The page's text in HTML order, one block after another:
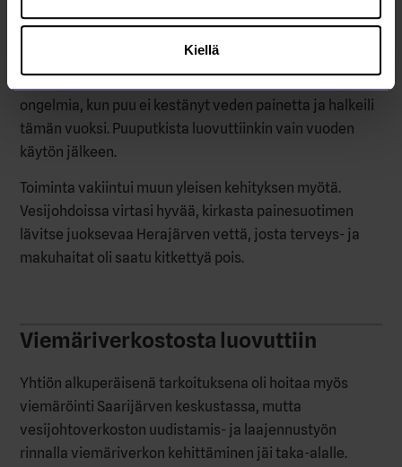
Kiellä
alkoi toimia, jolloin vesiverkosto kattoi kirkonkylän
ydinkeskustan. Puuputkista aiheutui kuitenkin jatkuvia
ongelmia, kun puu ei kestänyt veden painetta ja halkeili
tämän vuoksi. Puuputkista luovuttiinkin vain vuoden
käytön jälkeen.
Toiminta vakiintui muun yleisen kehityksen myötä.
Vesijohdoissa virtasi hyvää, kirkasta painesuotimen
lävitse juoksevaa Herajärven vettä, josta terveys- ja
makuhaitat oli saatu kitkettyä pois.
Viemäriverkostosta luovuttiin
Yhtiön alkuperäisenä tarkoituksena oli hoitaa myös
viemäröinti Saarijärven keskustassa, mutta
vesijohtoverkoston uudistamis- ja laajennustyön
rinnalla viemäriverkon kehittäminen jäi taka-alalle.